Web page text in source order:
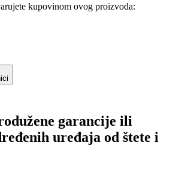
kupovinom ovog proizvoda:
garancije ili
uređaja od štete i